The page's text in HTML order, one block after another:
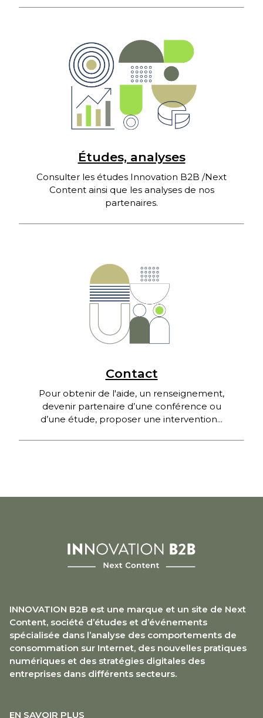
Études, analyses
Consulter les études Innovation B2B /Next
Content ainsi que les analyses de nos
partenaires.
Contact
Pour obtenir de l'aide, un renseignement,
devenir partenaire d’une conférence ou
d’une étude, proposer une intervention...
INNOVATION B2B est une marque et un site de Next
Content, société d’études et d’événements
spécialisée dans l’analyse des comportements de
consommation sur Internet, des nouvelles pratiques
numériques et des stratégies digitales des
entreprises dans différents secteurs.
EN SAVOIR PLUS